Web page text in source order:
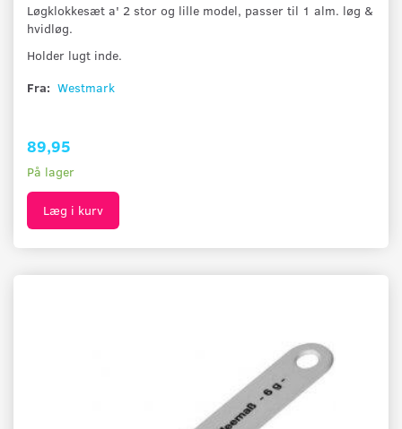
Løgklokkesæt a' 2 stor og lille model, passer til 1 alm. løg &
hvidløg.
Holder lugt inde.
Fra: Westmark
89,95
På lager
Læg i kurv